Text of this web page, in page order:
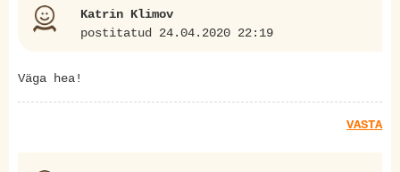
Katrin Klimov
postitatud 24.04.2020 22:19
Väga hea!
VASTA